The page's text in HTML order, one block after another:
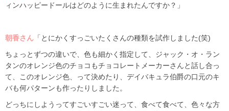
ィンハッピードールはどのように生まれたんですか？」
朝香さん 「とにかくすっごいたくさんの種類を試作しました(笑)
ちょっとずつの違いで、色も細かく指定して、ジャック・オ・ラン
タンのオレンジ色のチョコもチョコレートメーカーさんと話し合っ
て、このオレンジ色、って決めたり、デイバキュラ伯爵の口元のキ
バも何パターンも作ったりしました。
どっちにしようってすごいすごい迷って、食べて食べて、 色々な方